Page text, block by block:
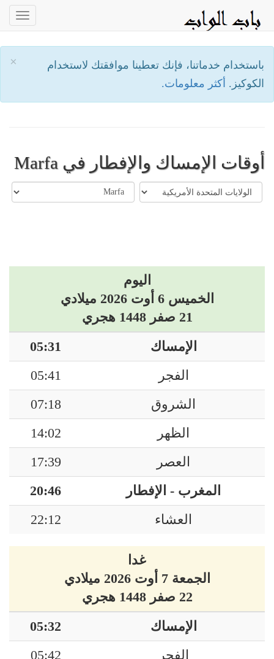
×
باستخدام خدماتنا، فإنك تعطينا موافقتك لاستخدام
الكوكيز. أكثر معلومات.
أوقات الإمساك والإفطار في Marfa
اليوم
الخميس 6 أوت 2026 ميلادي
21 صفر 1448 هجري
الإمساك
05:31
الفجر
05:41
الشروق
07:18
الظهر
14:02
العصر
17:39
المغرب - الإفطار
20:46
العشاء
22:12
غدا
الجمعة 7 أوت 2026 ميلادي
22 صفر 1448 هجري
الإمساك
05:32
الفجر
05:42